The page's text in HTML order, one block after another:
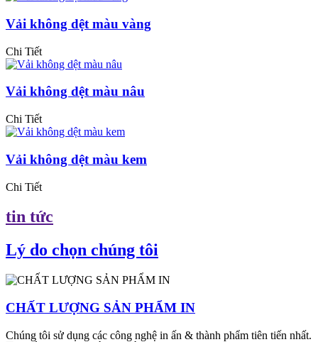
Vải không dệt màu vàng
Chi Tiết
Vải không dệt màu nâu
Chi Tiết
Vải không dệt màu kem
Chi Tiết
tin tức
Lý do chọn chúng tôi
CHẤT LƯỢNG SẢN PHẨM IN
Chúng tôi sử dụng các công nghệ in ấn & thành phẩm tiên tiến nhất.